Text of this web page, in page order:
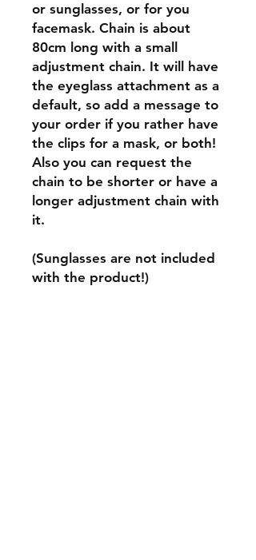
or sunglasses, or for you
facemask. Chain is about
80cm long with a small
adjustment chain. It will have
the eyeglass attachment as a
default, so add a message to
your order if you rather have
the clips for a mask, or both!
Also you can request the
chain to be shorter or have a
longer adjustment chain with
it.
(Sunglasses are not included
with the product!)